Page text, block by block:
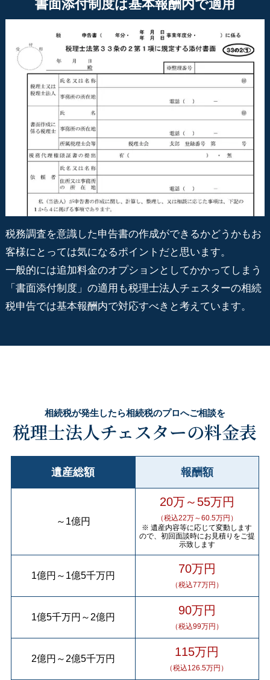
書面添付制度は基本報酬内で適用
税務調査を意識した申告書の作成ができるかどうかもお
客様にとっては気になるポイントだと思います。
一般的には追加料金のオプションとしてかかってしまう
「書面添付制度」の適用も税理士法人チェスターの相続
税申告では基本報酬内で対応すべきと考えています。
相続税が発生したら相続税のプロへご相談を
税理士法人チェスターの料金表
遺産総額 報酬額
～ 1億円
20万～55万円
（税込22万～60.5万円）
※ 遺産内容等に応じて変動します
ので、初回面談時にお見積りをご提
示致します
1億円 ～ 1億5千万円 70万円
（税込77万円）
1億5千万円 ～ 2億円 90万円
（税込99万円）
2億円 ～ 2億5千万円 115万円
（税込126.5万円）